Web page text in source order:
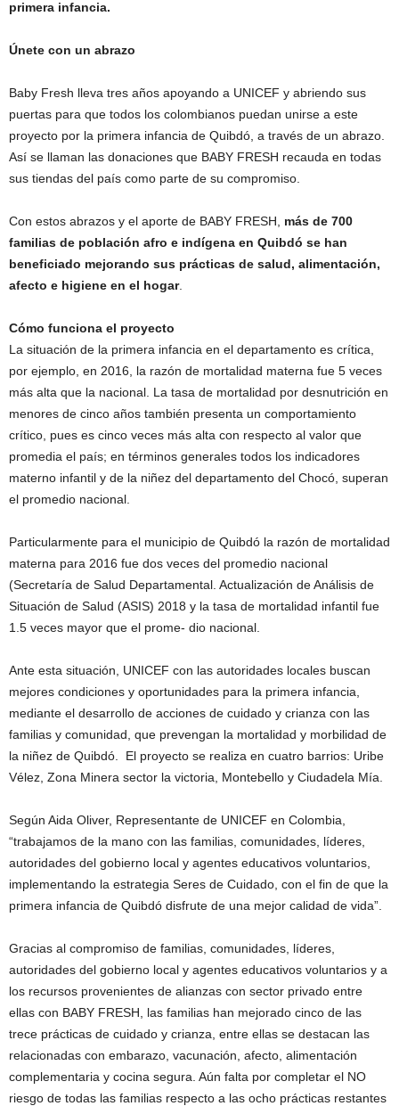
primera infancia.
Únete con un abrazo
Baby Fresh lleva tres años apoyando a UNICEF y abriendo sus
puertas para que todos los colombianos puedan unirse a este
proyecto por la primera infancia de Quibdó, a través de un abrazo.
Así se llaman las donaciones que BABY FRESH recauda en todas
sus tiendas del país como parte de su compromiso.
Con estos abrazos y el aporte de BABY FRESH, más de 700
familias de población afro e indígena en Quibdó se han
beneficiado mejorando sus prácticas de salud, alimentación,
afecto e higiene en el hogar.
Cómo funciona el proyecto
La situación de la primera infancia en el departamento es crítica,
por ejemplo, en 2016, la razón de mortalidad materna fue 5 veces
más alta que la nacional. La tasa de mortalidad por desnutrición en
menores de cinco años también presenta un comportamiento
crítico, pues es cinco veces más alta con respecto al valor que
promedia el país; en términos generales todos los indicadores
materno infantil y de la niñez del departamento del Chocó, superan
el promedio nacional.
Particularmente para el municipio de Quibdó la razón de mortalidad
materna para 2016 fue dos veces del promedio nacional
(Secretaría de Salud Departamental. Actualización de Análisis de
Situación de Salud (ASIS) 2018 y la tasa de mortalidad infantil fue
1.5 veces mayor que el prome- dio nacional.
Ante esta situación, UNICEF con las autoridades locales buscan
mejores condiciones y oportunidades para la primera infancia,
mediante el desarrollo de acciones de cuidado y crianza con las
familias y comunidad, que prevengan la mortalidad y morbilidad de
la niñez de Quibdó. El proyecto se realiza en cuatro barrios: Uribe
Vélez, Zona Minera sector la victoria, Montebello y Ciudadela Mía.
Según Aida Oliver, Representante de UNICEF en Colombia,
“trabajamos de la mano con las familias, comunidades, líderes,
autoridades del gobierno local y agentes educativos voluntarios,
implementando la estrategia Seres de Cuidado, con el fin de que la
primera infancia de Quibdó disfrute de una mejor calidad de vida”.
Gracias al compromiso de familias, comunidades, líderes,
autoridades del gobierno local y agentes educativos voluntarios y a
los recursos provenientes de alianzas con sector privado entre
ellas con BABY FRESH, las familias han mejorado cinco de las
trece prácticas de cuidado y crianza, entre ellas se destacan las
relacionadas con embarazo, vacunación, afecto, alimentación
complementaria y cocina segura. Aún falta por completar el NO
riesgo de todas las familias respecto a las ocho prácticas restantes